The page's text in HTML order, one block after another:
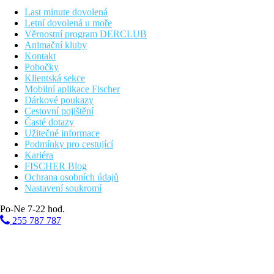
Vzdálenost od nejbližšího letiště
0 m
Vzdálenost k pláži
Pláž
Lehátka a slunečníky na pláži zdarma
Hotel přímo u pláže
Plážová dovolená
Bazény
Dětský bazén
Fotogalerie
Last minute dovolená
Letní dovolená u moře
Věrnostní program DERCLUB
Animační kluby
Kontakt
Pobočky
Klientská sekce
Mobilní aplikace Fischer
Dárkové poukazy
Cestovní pojištění
Časté dotazy
Užitečné informace
Podmínky pro cestující
Kariéra
FISCHER Blog
Ochrana osobních údajů
Nastavení soukromí
Po-Ne 7-22 hod.
255 787 787